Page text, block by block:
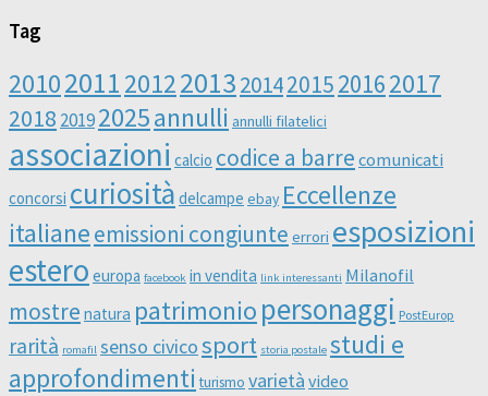
Tag
20102011201220132014201520162017
2018 20192025annulli annulli filatelici
associazioni calcio codice a barre comunicati
concorsi curiosità delcampe ebay Eccellenze
italianeemissioni congiunte errori esposizioni
estero europa facebook in vendita link interessanti Milanofil
mostre natura patrimonio personaggi PostEurop
rarità romafil senso civicosport storia postale studi e
approfondimenti turismo varietà video